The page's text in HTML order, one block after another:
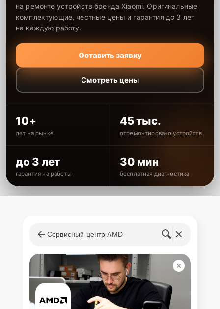
на ремонте устройств бренда Xiaomi. Оригинальные
комплектующие, честные цены и гарантия до 3 лет
на каждую работу.
Оставить заявку
Смотреть цены
10+
лет на рынке
45 тыс.
отремонтировано устройств
до 3 лет
гарантия на работы
30 мин
бесплатная диагностика
Сервисный центр AMD